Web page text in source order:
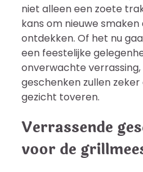
niet alleen een zoete
kans om nieuwe
ontdekken. Of het nu
een feestelijke
onverwachte verrassing,
geschenken zullen
gezicht toveren.
Verrassende
voor de